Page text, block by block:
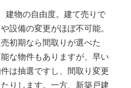
建物の自由度。建て売りで
設備の変更がほぼ不可能。
初期なら間取りが選べた
な物件もありますが、早い
は抽選ですし、間取り変更
りします。一方、新築戸建